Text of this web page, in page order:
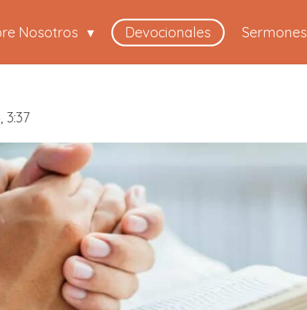
Nosotros Devocionales Sermones